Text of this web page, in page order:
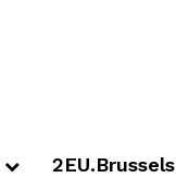
2EU.Brussels